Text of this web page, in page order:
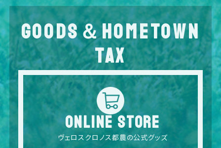
GOODS＆HOMETOWN
TAX
ONLINE STORE
ヴェロスクロノス都農の公式グッズ